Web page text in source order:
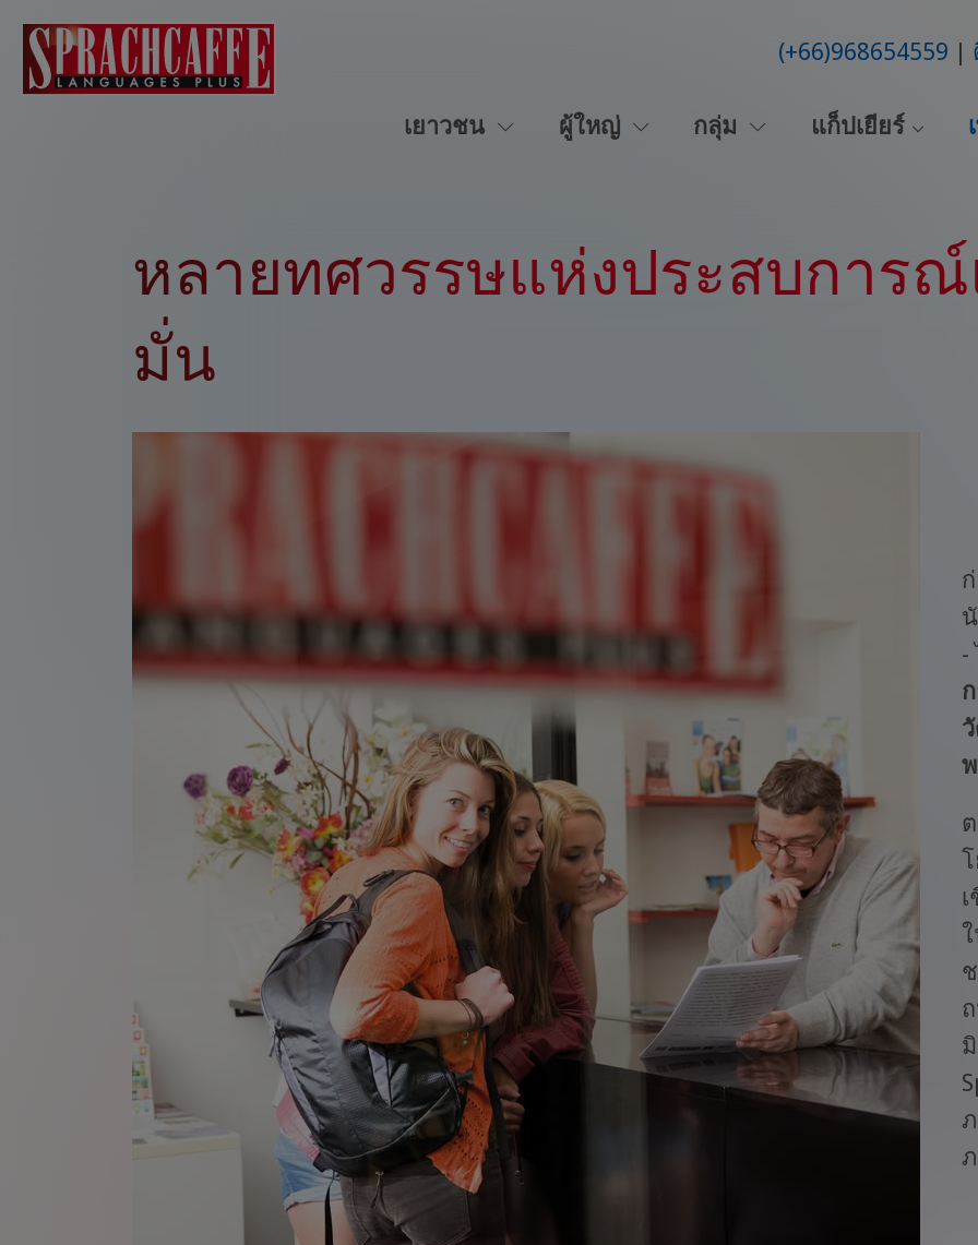
(+66)968654559
เยาวชน ผู้ใหญ่ กลุ่ม แก็ปเยียร์
หลายทศวรรษแห่งประสบการ
มั่น
-